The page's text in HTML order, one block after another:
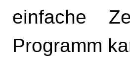
einfache
Programm